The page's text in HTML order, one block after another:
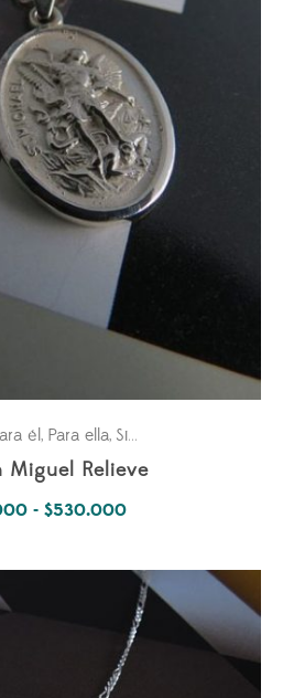
él, Para ella, Simbología Del Alma
Miguel Relieve
- $530.000Rango
precios:
desde
$335.000
hasta